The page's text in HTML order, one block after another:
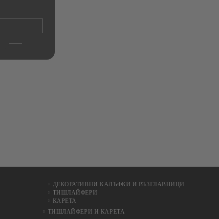
ДЕКОРАТИВНИ КАЛЪФКИ И ВЪЗГЛАВНИЦИ
ТИШЛАЙФЕРИ
КАРЕТА
ТИШЛАЙФЕРИ И КАРЕТА